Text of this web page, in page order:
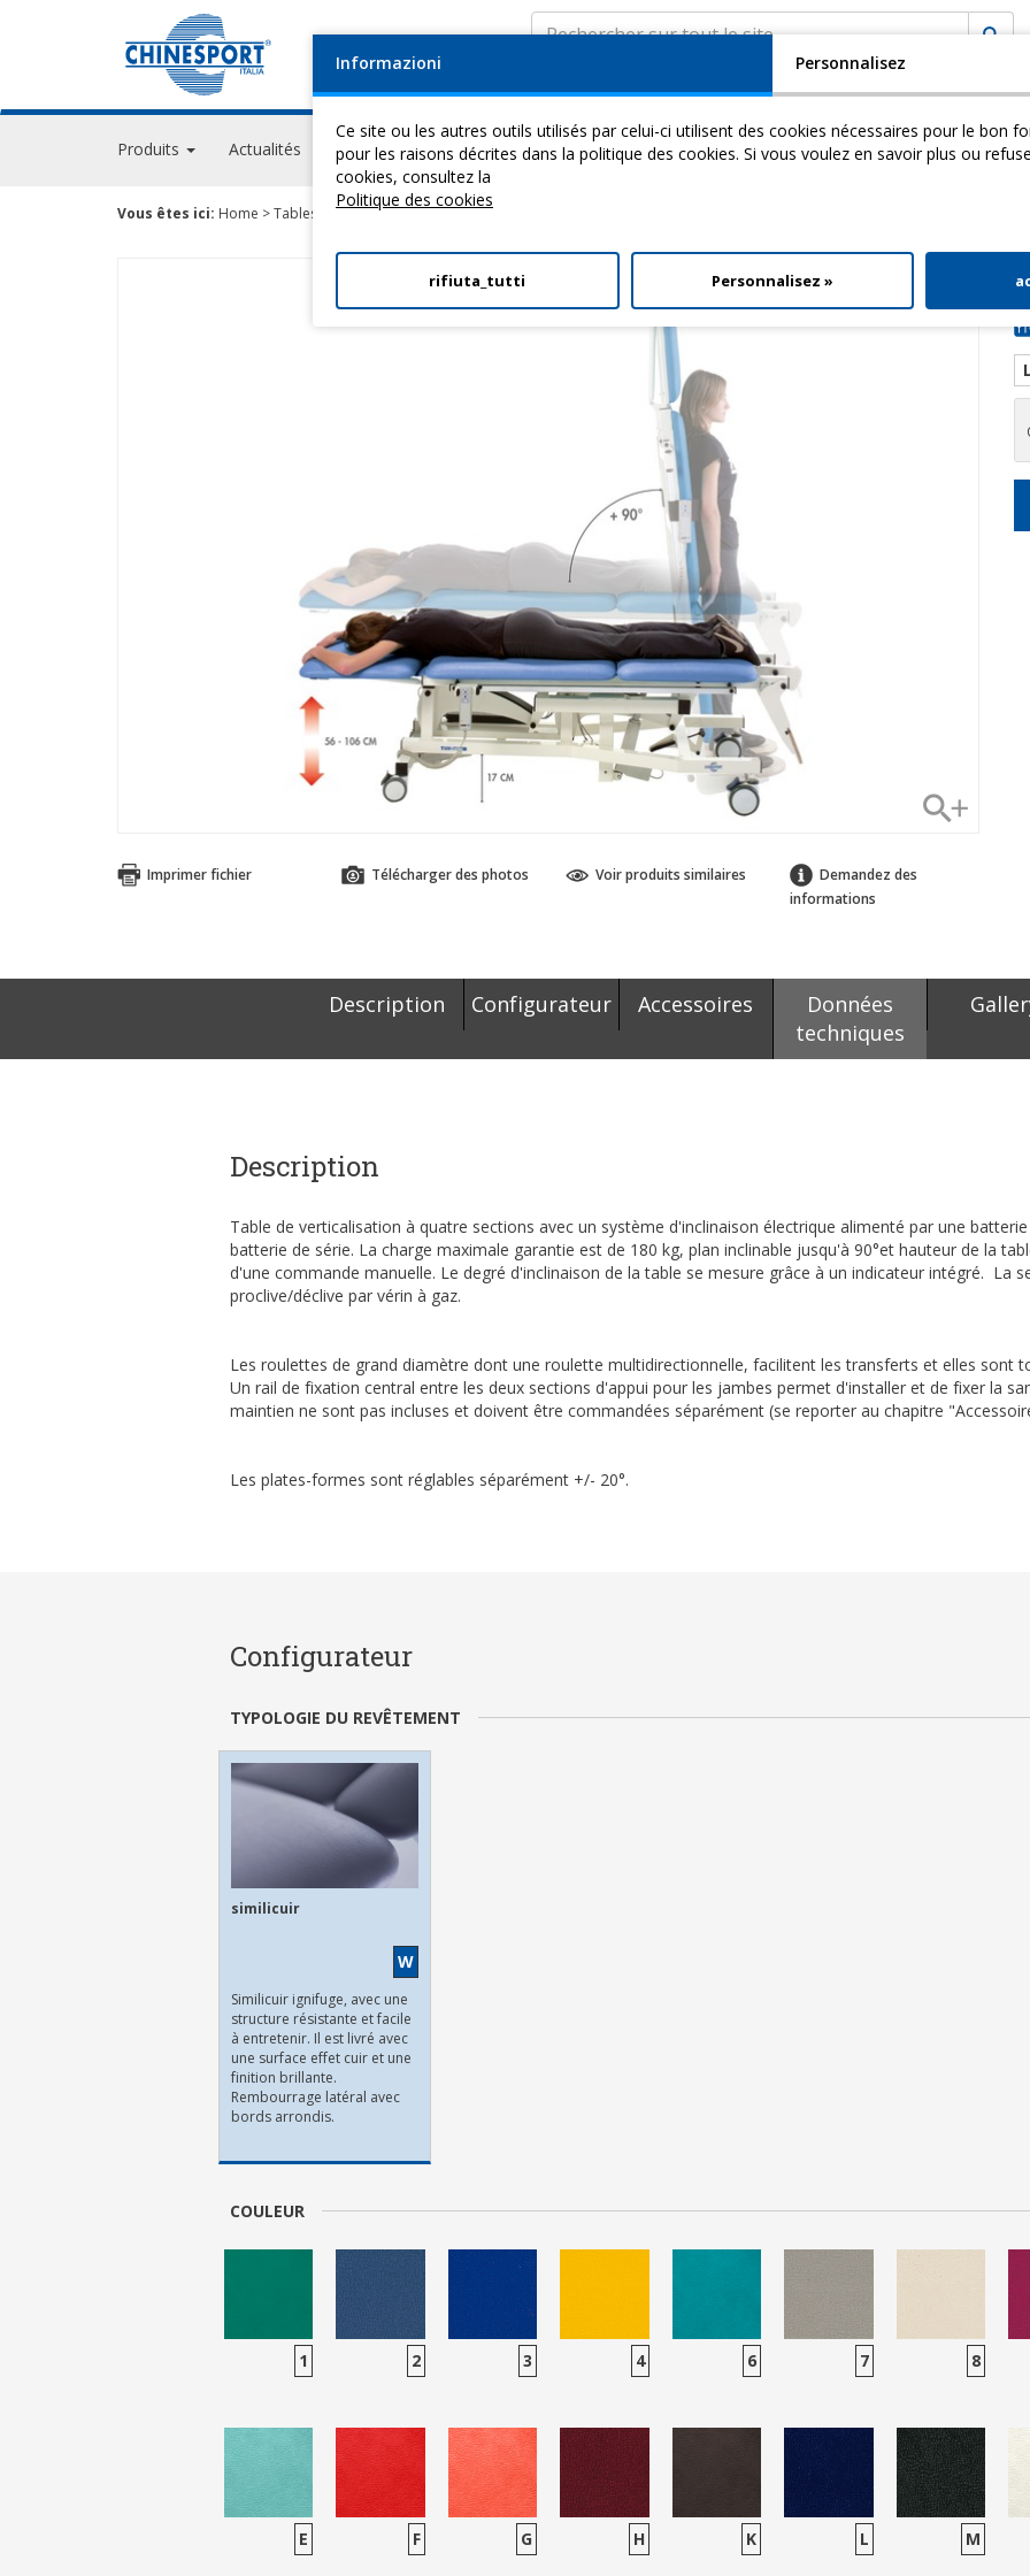
Produits Actualités Evénements GPS Academy Video Download
Vous êtes ici: Home >Tables De Verticalisation>ThéRapie Et Position Statique Dorsale
Imprimer fichier Télécharger des photos Voir produits similaires
Demandez des
informations
L
Description Configurateur Accessoires
Données
techniques
Description
Table de verticalisation à quatre sections avec un système d'inclinaison électrique alimenté par une
batterie de série. La charge maximale garantie est de 180 kg, plan inclinable jusqu'à 90°et hauteur de la
d'une commande manuelle. Le degré d'inclinaison de la table se mesure grâce à un indicateur intégré. La
proclive/déclive par vérin à gaz.
Les roulettes de grand diamètre dont une roulette multidirectionnelle, facilitent les transferts et elles sont
Un rail de fixation central entre les deux sections d'appui pour les jambes permet d'installer et de fixer la
maintien ne sont pas incluses et doivent être commandées séparément (se reporter au chapitre
Les plates-formes sont réglables séparément +/- 20°.
Configurateur
TYPOLOGIE DU REVÊTEMENT
similicuir
W
Similicuir ignifuge, avec une
structure résistante et facile
à entretenir. Il est livré avec
une surface effet cuir et une
finition brillante.
Rembourrage latéral avec
bords arrondis.
COULEUR
1 2 3 4 6 7 8
E F G H K L M
Informazioni Personnalisez
Ce site ou les autres outils utilisés par celui-ci utilisent des cookies nécessaires pour le bon
pour les raisons décrites dans la politique des cookies. Si vous voulez en savoir plus ou
cookies, consultez la
Politique des cookies
rifiuta_tutti Personnalisez »